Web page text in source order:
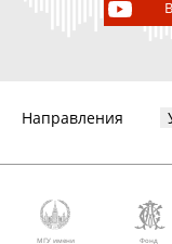
Направления
МГУ имени Фонд